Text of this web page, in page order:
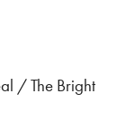
/ The Bright